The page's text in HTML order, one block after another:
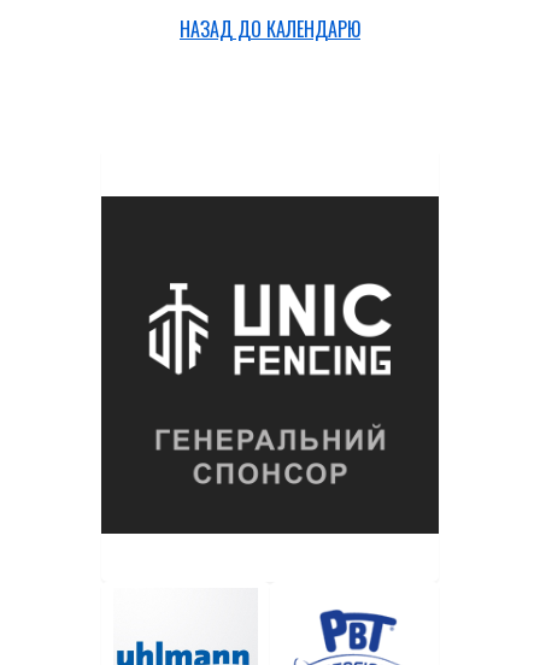
НАЗАД ДО КАЛЕНДАРЮ